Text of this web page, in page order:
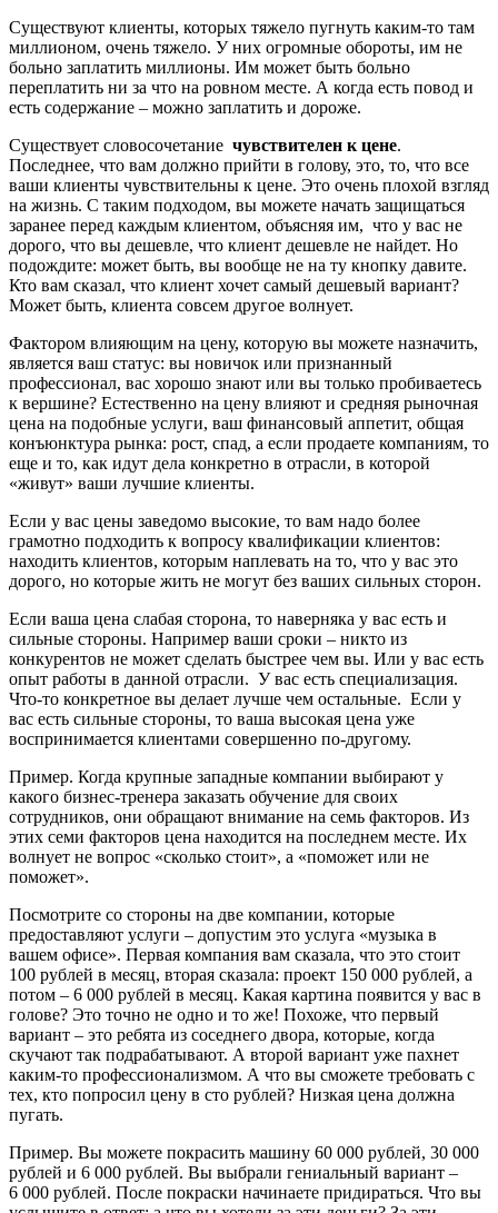
Существуют клиенты, которых тяжело пугнуть каким-то там
миллионом, очень тяжело. У них огромные обороты, им не
больно заплатить миллионы. Им может быть больно
переплатить ни за что на ровном месте. А когда есть повод и
есть содержание – можно заплатить и дороже.
Существует словосочетание чувствителен к цене.
Последнее, что вам должно прийти в голову, это, то, что все
ваши клиенты чувствительны к цене. Это очень плохой взгляд
на жизнь. С таким подходом, вы можете начать защищаться
заранее перед каждым клиентом, объясняя им, что у вас не
дорого, что вы дешевле, что клиент дешевле не найдет. Но
подождите: может быть, вы вообще не на ту кнопку давите.
Кто вам сказал, что клиент хочет самый дешевый вариант?
Может быть, клиента совсем другое волнует.
Фактором влияющим на цену, которую вы можете назначить,
является ваш статус: вы новичок или признанный
профессионал, вас хорошо знают или вы только пробиваетесь
к вершине? Естественно на цену влияют и средняя рыночная
цена на подобные услуги, ваш финансовый аппетит, общая
конъюнктура рынка: рост, спад, а если продаете компаниям, то
еще и то, как идут дела конкретно в отрасли, в которой
«живут» ваши лучшие клиенты.
Если у вас цены заведомо высокие, то вам надо более
грамотно подходить к вопросу квалификации клиентов:
находить клиентов, которым наплевать на то, что у вас это
дорого, но которые жить не могут без ваших сильных сторон.
Если ваша цена слабая сторона, то наверняка у вас есть и
сильные стороны. Например ваши сроки – никто из
конкурентов не может сделать быстрее чем вы. Или у вас есть
опыт работы в данной отрасли. У вас есть специализация.
Что-то конкретное вы делает лучше чем остальные. Если у
вас есть сильные стороны, то ваша высокая цена уже
воспринимается клиентами совершенно по-другому.
Пример. Когда крупные западные компании выбирают у
какого бизнес-тренера заказать обучение для своих
сотрудников, они обращают внимание на семь факторов. Из
этих семи факторов цена находится на последнем месте. Их
волнует не вопрос «сколько стоит», а «поможет или не
поможет».
Посмотрите со стороны на две компании, которые
предоставляют услуги – допустим это услуга «музыка в
вашем офисе». Первая компания вам сказала, что это стоит
100 рублей в месяц, вторая сказала: проект 150 000 рублей, а
потом – 6 000 рублей в месяц. Какая картина появится у вас в
голове? Это точно не одно и то же! Похоже, что первый
вариант – это ребята из соседнего двора, которые, когда
скучают так подрабатывают. А второй вариант уже пахнет
каким-то профессионализмом. А что вы сможете требовать с
тех, кто попросил цену в сто рублей? Низкая цена должна
пугать.
Пример. Вы можете покрасить машину 60 000 рублей, 30 000
рублей и 6 000 рублей. Вы выбрали гениальный вариант –
6 000 рублей. После покраски начинаете придираться. Что вы